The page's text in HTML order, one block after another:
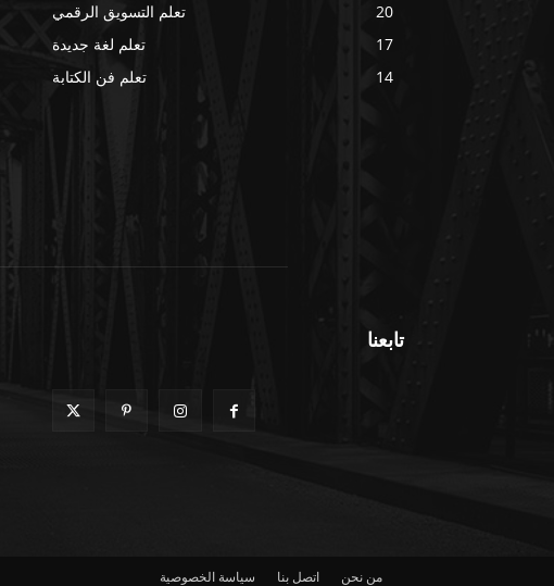
تعلم التسويق الرقمي
20
تعلم لغة جديدة
17
تعلم فن الكتابة
14
تابعنا
من نحن اتصل بنا سياسة الخصوصية